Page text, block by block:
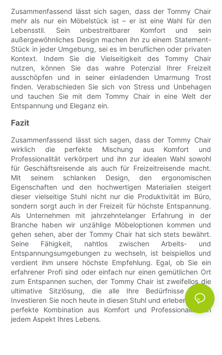
Zusammenfassend lässt sich sagen, dass der Tommy Chair
mehr als nur ein Möbelstück ist – er ist eine Wahl für den
Lebensstil. Sein unbestreitbarer Komfort und sein
außergewöhnliches Design machen ihn zu einem Statement-
Stück in jeder Umgebung, sei es im beruflichen oder privaten
Kontext. Indem Sie die Vielseitigkeit des Tommy Chair
nutzen, können Sie das wahre Potenzial Ihrer Freizeit
ausschöpfen und in seiner einladenden Umarmung Trost
finden. Verabschieden Sie sich von Stress und Unbehagen
und tauchen Sie mit dem Tommy Chair in eine Welt der
Entspannung und Eleganz ein.
Fazit
Zusammenfassend lässt sich sagen, dass der Tommy Chair
wirklich die perfekte Mischung aus Komfort und
Professionalität verkörpert und ihn zur idealen Wahl sowohl
für Geschäftsreisende als auch für Freizeitreisende macht.
Mit seinem schlanken Design, den ergonomischen
Eigenschaften und den hochwertigen Materialien steigert
dieser vielseitige Stuhl nicht nur die Produktivität im Büro,
sondern sorgt auch in der Freizeit für höchste Entspannung.
Als Unternehmen mit jahrzehntelanger Erfahrung in der
Branche haben wir unzählige Möbeloptionen kommen und
gehen sehen, aber der Tommy Chair hat sich stets bewährt.
Seine Fähigkeit, nahtlos zwischen Arbeits- und
Entspannungsumgebungen zu wechseln, ist beispiellos und
verdient ihm unsere höchste Empfehlung. Egal, ob Sie ein
erfahrener Profi sind oder einfach nur einen gemütlichen Ort
zum Entspannen suchen, der Tommy Chair ist zweifellos die
ultimative Sitzlösung, die alle Ihre Bedürfnisse erfüllt.
Investieren Sie noch heute in diesen Stuhl und erleben Sie die
perfekte Kombination aus Komfort und Professionalität in
jedem Aspekt Ihres Lebens.